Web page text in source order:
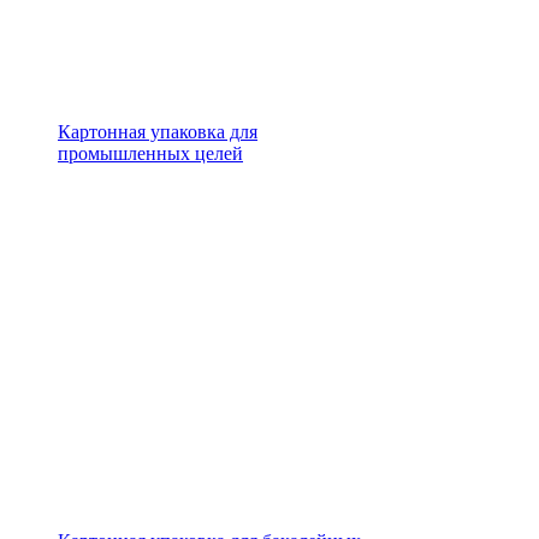
Картонная упаковка для
промышленных целей